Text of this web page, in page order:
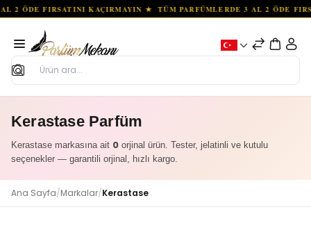
Ara
Kerastase Parfüm
Kerastase markasına ait 0 orjinal ürün. Tester, jelatinli ve kutulu
seçenekler — garantili orjinal, hızlı kargo.
Ana Sayfa/Markalar/Kerastase